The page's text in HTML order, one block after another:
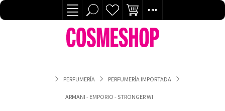
PERFUMERÍA PERFUMERÍA IMPORTADA
ARMANI - EMPORIO - STRONGER WITH YOU - EDT - 30 ML - ****